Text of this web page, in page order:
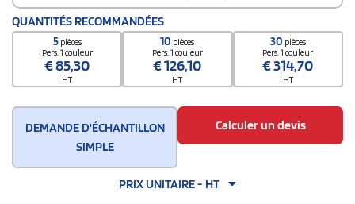
QUANTITÉS RECOMMANDÉES
5 pièces
Pers. 1 couleur
€85,30
HT
10 pièces
Pers. 1 couleur
€126,10
HT
30 pièces
Pers. 1 couleur
€314,70
HT
DEMANDE D'ÉCHANTILLON
SIMPLE
Calculer un devis
PRIX UNITAIRE - HT